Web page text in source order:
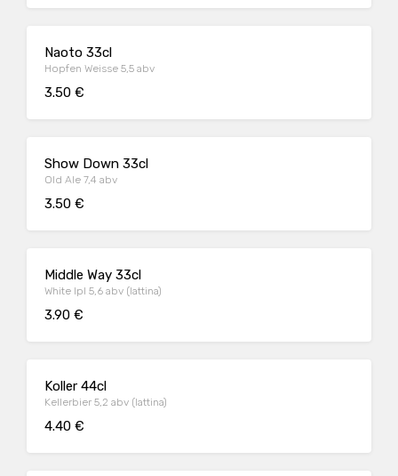
Naoto 33cl
Hopfen Weisse 5,5 abv
3.50 €
Show Down 33cl
Old Ale 7,4 abv
3.50 €
Middle Way 33cl
White Ipl 5,6 abv (lattina)
3.90 €
Koller 44cl
Kellerbier 5,2 abv (lattina)
4.40 €